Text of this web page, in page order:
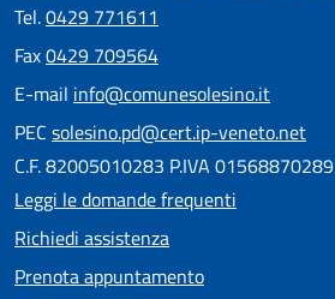
Tel.0429 771611
Fax0429 709564
E-mail info@comunesolesino.it
PEC solesino.pd@cert.ip-veneto.net
C.F. 82005010283 P.IVA 01568870289
Leggi le domande frequenti
Richiedi assistenza
Prenota appuntamento